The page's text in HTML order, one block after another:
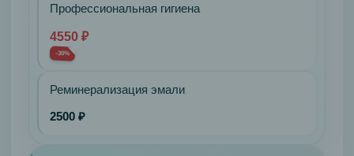
Металлокерамическая
Гнатология
Сплинт-
Хирургия
Удаление
Профессиональная гигиена
4550 ₽
-30%
Реминерализация эмали
2500 ₽